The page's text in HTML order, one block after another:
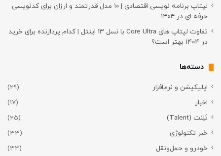
لپتاپ برنامه نویسی اقتصادی | ۱۰ مدل قدرتمند و ارزان برای کدنویسی
حرفه ای در ۱۴۰۴
تفاوت لپتاپ های Core Ultra با نسل ۱۳ اینتل | کدام پردازنده برای خرید
در ۱۴۰۴ بهتر است؟
دسته‌ها
اپلیکیشن و نرم‌افزار
(29)
اخبار
(17)
تَلِنت (Talent)
(25)
خبر تکنولوژی
(33)
خودرو و حمل‌و‌نقل
(34)